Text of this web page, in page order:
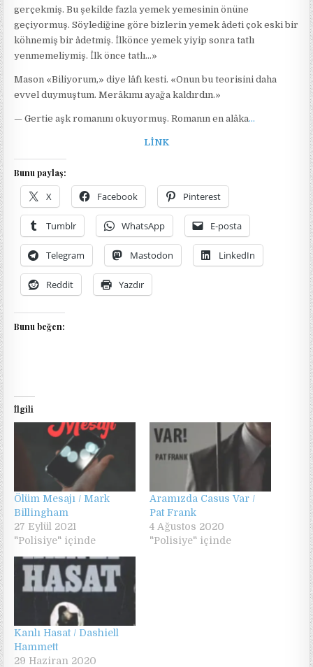
gerçekmiş. Bu şekilde fazla yemek yemesinin önüne
geçiyormuş. Söylediğine göre bizlerin yemek âdeti çok eski bir
köhnemiş bir âdetmiş. İlkönce yemek yiyip sonra tatlı
yenmemeliymiş. İlk önce tatlı…»
Mason «Biliyorum,» diye lâfı kesti. «Onun bu teorisini daha
evvel duymuştum. Merâkımı ayağa kaldırdın.»
— Gertie aşk romanını okuyormuş. Romanın en alâka…
LİNK
Bunu paylaş:
X Facebook Pinterest
Tumblr WhatsApp E-posta
Telegram Mastodon LinkedIn
Reddit Yazdır
Bunu beğen:
İlgili
Ölüm Mesajı / Mark
Billingham
27 Eylül 2021
"Polisiye" içinde
Aramızda Casus Var /
Pat Frank
4 Ağustos 2020
"Polisiye" içinde
Kanlı Hasat / Dashiell
Hammett
29 Haziran 2020